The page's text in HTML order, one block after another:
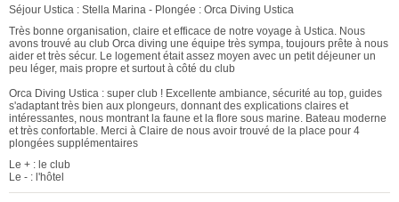
Séjour Ustica : Stella Marina - Plongée : Orca Diving Ustica
Très bonne organisation, claire et efficace de notre voyage à Ustica. Nous
avons trouvé au club Orca diving une équipe très sympa, toujours prête à nous
aider et très sécur. Le logement était assez moyen avec un petit déjeuner un
peu léger, mais propre et surtout à côté du club
Orca Diving Ustica : super club ! Excellente ambiance, sécurité au top, guides
s'adaptant très bien aux plongeurs, donnant des explications claires et
intéressantes, nous montrant la faune et la flore sous marine. Bateau moderne
et très confortable. Merci à Claire de nous avoir trouvé de la place pour 4
plongées supplémentaires
Le + : le club
Le - : l'hôtel